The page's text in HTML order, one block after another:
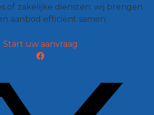
of zakelijke diensten: wij brengen
aanbod efficiënt samen.
Start uw aanvraag